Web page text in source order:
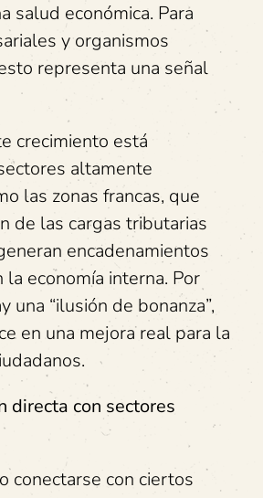
salud económica. Para
y organismos
representa una señal
crecimiento está
altamente
las zonas francas, que
de las cargas tributarias
encadenamientos
la economía interna. Por
una “ilusión de bonanza”,
en una mejora real para la
directa con sectores
conectarse con ciertos